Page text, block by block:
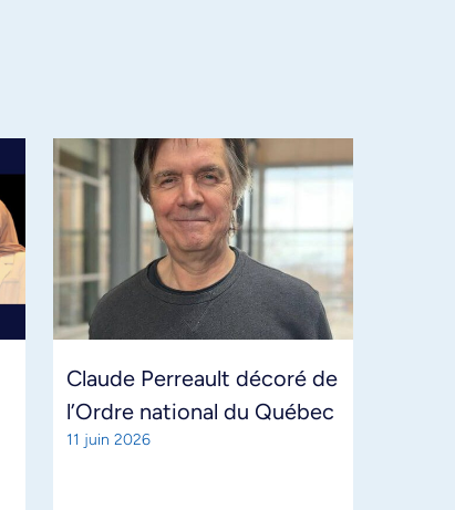
Claude Perreault décoré de
l’Ordre national du Québec
11 juin 2026